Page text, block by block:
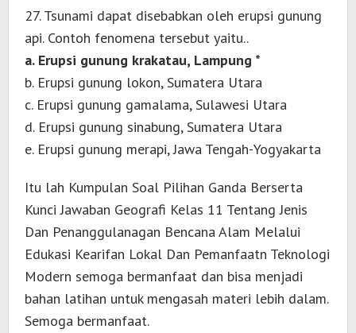
27. Tsunami dapat disebabkan oleh erupsi gunung
api. Contoh fenomena tersebut yaitu..
a. Erupsi gunung krakatau, Lampung *
b. Erupsi gunung lokon, Sumatera Utara
c. Erupsi gunung gamalama, Sulawesi Utara
d. Erupsi gunung sinabung, Sumatera Utara
e. Erupsi gunung merapi, Jawa Tengah-Yogyakarta
Itu lah Kumpulan Soal Pilihan Ganda Berserta
Kunci Jawaban Geografi Kelas 11 Tentang Jenis
Dan Penanggulanagan Bencana Alam Melalui
Edukasi Kearifan Lokal Dan Pemanfaatn Teknologi
Modern semoga bermanfaat dan bisa menjadi
bahan latihan untuk mengasah materi lebih dalam.
Semoga bermanfaat.